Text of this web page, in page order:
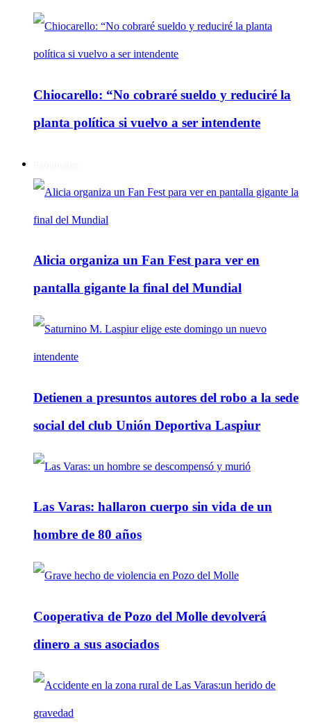
Chiocarello: “No cobraré sueldo y reduciré la
planta política si vuelvo a ser intendente
Alicia organiza un Fan Fest para ver en
pantalla gigante la final del Mundial
Detienen a presuntos autores del robo a la sede
social del club Unión Deportiva Laspiur
Las Varas: hallaron cuerpo sin vida de un
hombre de 80 años
Cooperativa de Pozo del Molle devolverá
dinero a sus asociados